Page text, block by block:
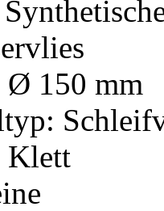
Ø 150 mm
Klett